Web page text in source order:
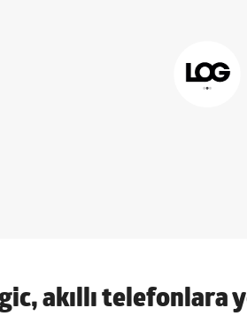
akıllı telefonlara